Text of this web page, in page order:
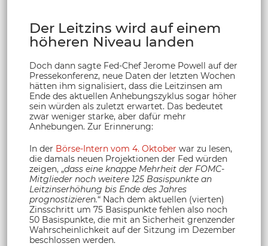
Der Leitzins wird auf einem
höheren Niveau landen
Doch dann sagte Fed-Chef Jerome Powell auf der
Pressekonferenz, neue Daten der letzten Wochen
hätten ihm signalisiert, dass die Leitzinsen am
Ende des aktuellen Anhebungszyklus sogar höher
sein würden als zuletzt erwartet. Das bedeutet
zwar weniger starke, aber dafür mehr
Anhebungen. Zur Erinnerung:
In der Börse-Intern vom 4. Oktober war zu lesen,
die damals neuen Projektionen der Fed würden
zeigen, „dass eine knappe Mehrheit der FOMC-
Mitglieder noch weitere 125 Basispunkte an
Leitzinserhöhung bis Ende des Jahres
prognostizieren.“ Nach dem aktuellen (vierten)
Zinsschritt um 75 Basispunkte fehlen also noch
50 Basispunkte, die mit an Sicherheit grenzender
Wahrscheinlichkeit auf der Sitzung im Dezember
beschlossen werden.